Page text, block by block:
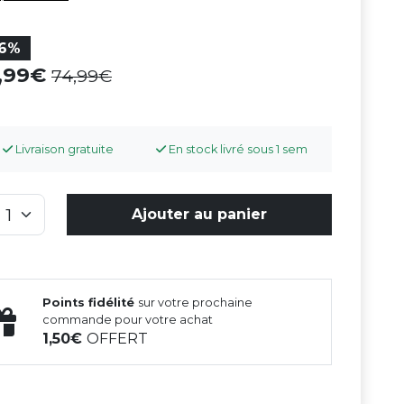
74,99
Livraison gratuite En stock livré sous 1 sem
Ajouter au panier
Points fidélité sur votre prochaine
commande pour votre achat
1,50OFFERT